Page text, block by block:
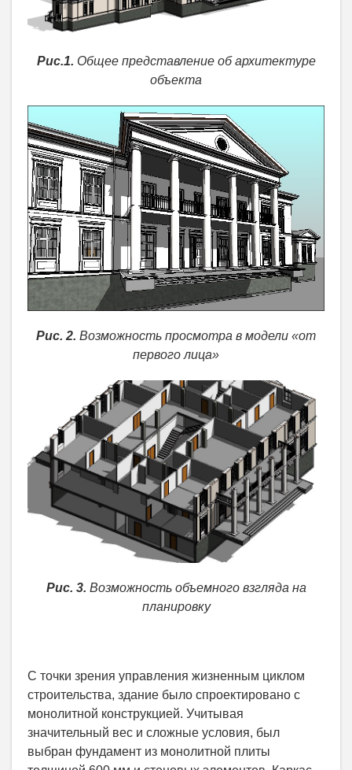
Рис.1. Общее представление об архитектуре
объекта
Рис. 2. Возможность просмотра в модели «от
первого лица»
Рис. 3. Возможность объемного взгляда на
планировку
С точки зрения управления жизненным циклом
строительства, здание было спроектировано с
монолитной конструкцией. Учитывая
значительный вес и сложные условия, был
выбран фундамент из монолитной плиты